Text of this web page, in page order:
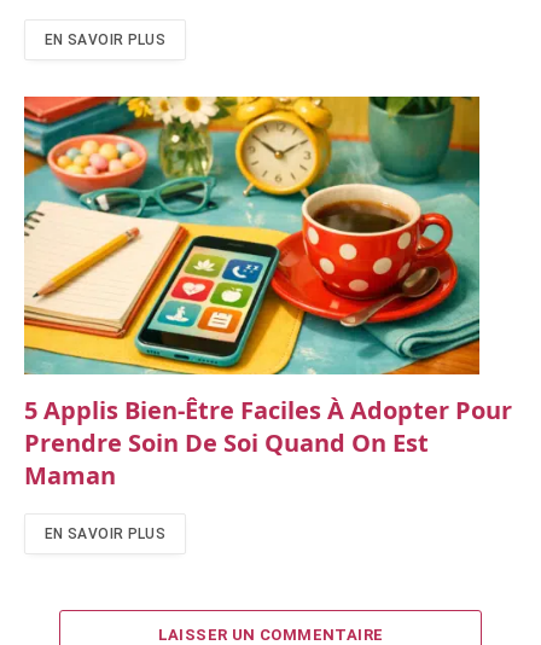
EN SAVOIR PLUS
5 Applis Bien-Être Faciles À Adopter Pour
Prendre Soin De Soi Quand On Est
Maman
EN SAVOIR PLUS
LAISSER UN COMMENTAIRE